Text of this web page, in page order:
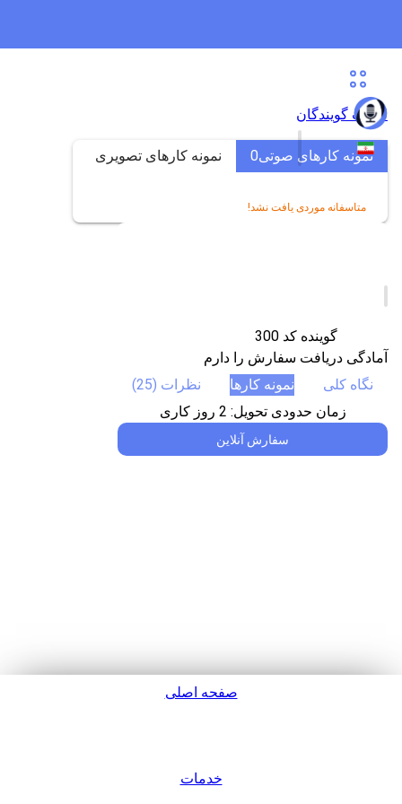
لیست گویندگان
نمونه کارهای صوتی0 نمونه کارهای تصویری
متاسفانه موردی یافت نشد!
گوینده کد 300
آمادگی دریافت سفارش را دارم
نگاه کلی
نمونه کارها
نظرات (25)
زمان حدودی تحویل: 2 روز کاری
سفارش آنلاین
صفحه اصلی
خدمات